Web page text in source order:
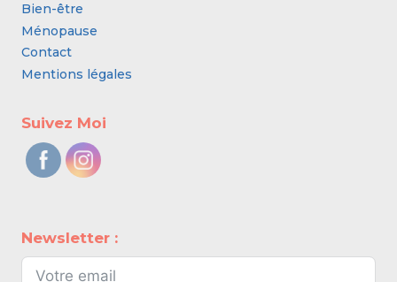
Bien-être
Ménopause
Contact
Mentions légales
Suivez Moi
Newsletter :